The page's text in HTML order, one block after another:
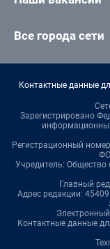
Все города сети
Контактные данные
Зарегистрировано
Регистрационный
ФС
Учредитель: Общество
Главный
Адрес редакции:
Контактные данные